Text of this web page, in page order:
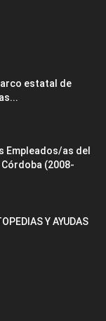
estatal de
Empleados/as del
(2008-
Y AYUDAS